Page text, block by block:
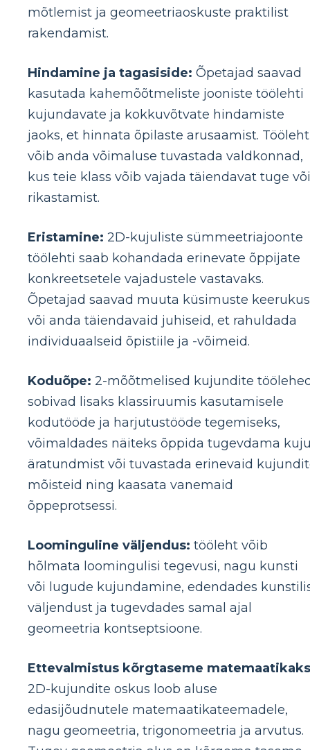
mõtlemist ja geomeetriaoskuste praktilist
rakendamist.
Hindamine ja tagasiside: Õpetajad saavad
kasutada kahemõõtmeliste jooniste töölehti
kujundavate ja kokkuvõtvate hindamiste
jaoks, et hinnata õpilaste arusaamist. Tööleht
võib anda võimaluse tuvastada valdkonnad,
kus teie klass võib vajada täiendavat tuge või
rikastamist.
Eristamine: 2D-kujuliste sümmeetriajoonte
töölehti saab kohandada erinevate õppijate
konkreetsetele vajadustele vastavaks.
Õpetajad saavad muuta küsimuste
või anda täiendavaid juhiseid, et rahuldada
individuaalseid õpistiile ja -võimeid.
Koduõpe: 2-mõõtmelised kujundite
sobivad lisaks klassiruumis kasutamisele
kodutööde ja harjutustööde tegemiseks,
võimaldades näiteks õppida tugevdama
äratundmist või tuvastada erinevaid
mõisteid ning kaasata vanemaid
õppeprotsessi.
Loominguline väljendus: tööleht võib
hõlmata loomingulisi tegevusi, nagu kunsti
või lugude kujundamine, edendades
väljendust ja tugevdades samal ajal
geomeetria kontseptsioone.
Ettevalmistus kõrgtaseme
2D-kujundite oskus loob aluse
edasijõudnutele matemaatikateemadele,
nagu geomeetria, trigonomeetria ja arvutus.